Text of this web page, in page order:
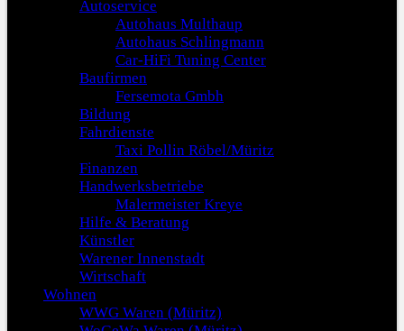
Autoservice
Autohaus Multhaup
Autohaus Schlingmann
Car-HiFi Tuning Center
Baufirmen
Fersemota Gmbh
Bildung
Fahrdienste
Taxi Pollin Röbel/Müritz
Finanzen
Handwerksbetriebe
Malermeister Kreye
Hilfe & Beratung
Künstler
Warener Innenstadt
Wirtschaft
Wohnen
WWG Waren (Müritz)